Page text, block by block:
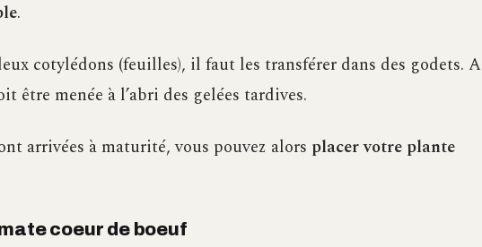
.
cotylédons (feuilles), il faut les transférer dans des godets. A
être menée à l’abri des gelées tardives.
arrivées à maturité, vous pouvez alors placer votre plante
coeur de boeuf